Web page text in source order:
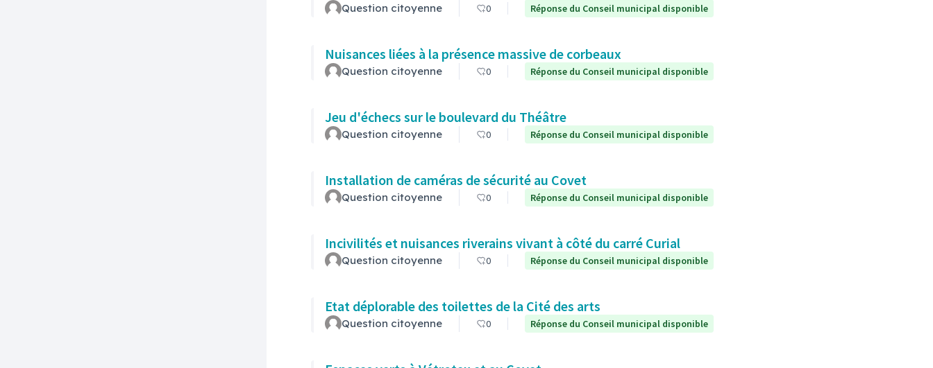
Question citoyenne 0 Réponse du Conseil municipal disponible
Nuisances liées à la présence massive de corbeaux
Question citoyenne 0 Réponse du Conseil municipal disponible
Jeu d'échecs sur le boulevard du Théâtre
Question citoyenne 0 Réponse du Conseil municipal disponible
Installation de caméras de sécurité au Covet
Question citoyenne 0 Réponse du Conseil municipal disponible
Incivilités et nuisances riverains vivant à côté du carré Curial
Question citoyenne 0 Réponse du Conseil municipal disponible
Etat déplorable des toilettes de la Cité des arts
Question citoyenne 0 Réponse du Conseil municipal disponible